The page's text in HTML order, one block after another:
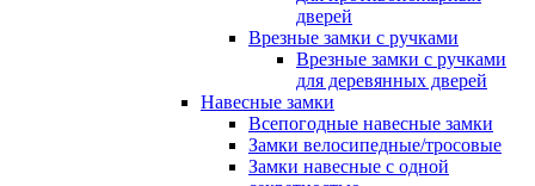
дверей
Врезные замки с ручками
Врезные замки с ручками
для деревянных дверей
Навесные замки
Всепогодные навесные замки
Замки велосипедные/тросовые
Замки навесные с одной